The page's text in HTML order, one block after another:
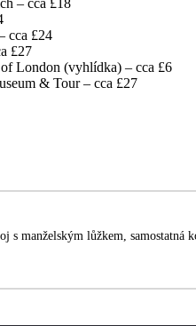
– cca £18
cca £24
£27
London (vyhlídka) – cca £6
& Tour – cca £27
s manželským lůžkem, samostatná